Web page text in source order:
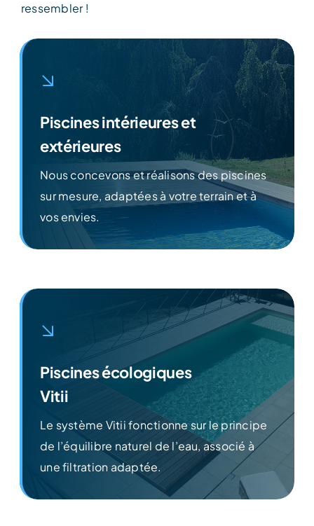
ressembler !
Piscines intérieures et
extérieures
Nous concevons et réalisons des piscines
sur mesure, adaptées à votre terrain et à
vos envies.
Découvrir
Piscines écologiques
Vitii
Le système Vitii fonctionne sur le principe
de l’équilibre naturel de l’eau, associé à
une filtration adaptée.
Découvrir